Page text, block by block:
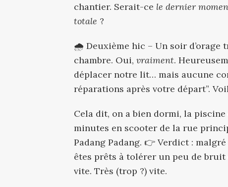
chantier. Serait-ce le dernier
totale ?
🌧️ Deuxième hic – Un soir
chambre. Oui,vraiment.
déplacer notre lit… mais aucune
réparations après votre départ”.
Cela dit, on a bien dormi, la
minutes en scooter de la rue
Padang Padang. 👉 Verdict :
êtes prêts à tolérer un peu de bruit
vite. Très (trop ?) vite.